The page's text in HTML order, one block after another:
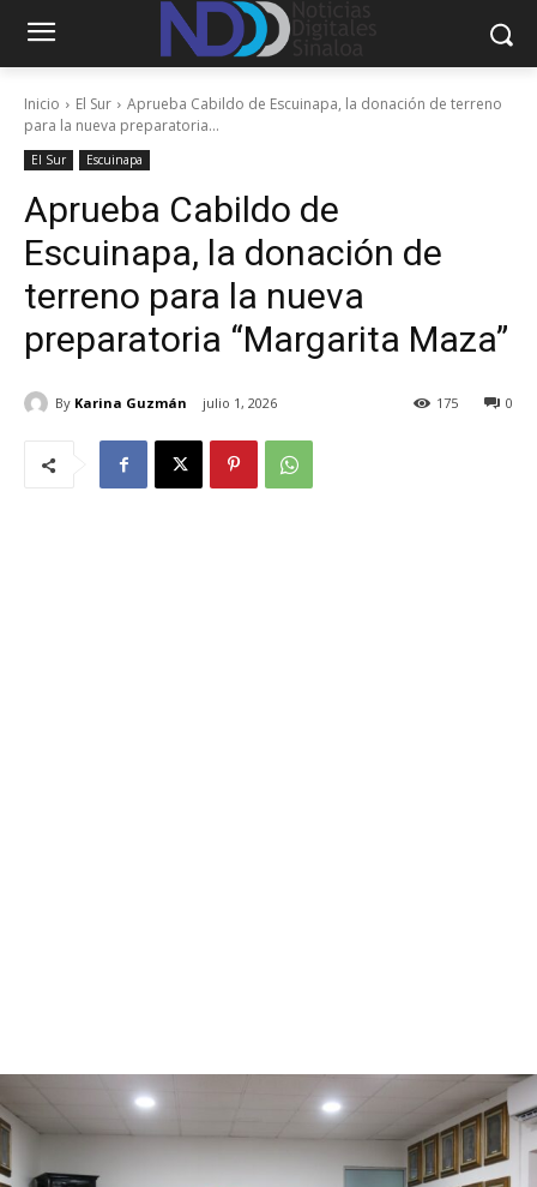
Inicio El Sur
Aprueba Cabildo de Escuinapa, la donación de terreno
para la nueva preparatoria...
El Sur Escuinapa
Aprueba Cabildo de
Escuinapa, la donación de
terreno para la nueva
preparatoria “Margarita Maza”
By Karina Guzmán julio 1, 2026 0
175